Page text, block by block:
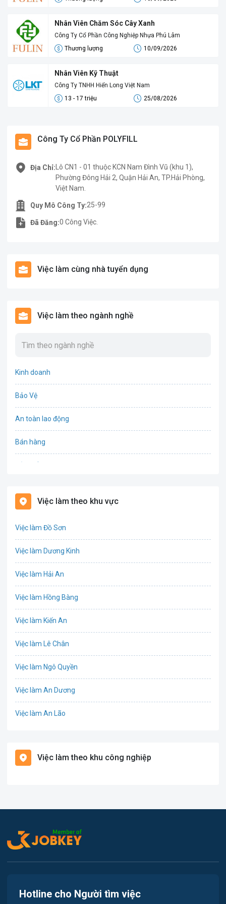
Nhân Viên Chăm Sóc Cây Xanh
Công Ty Cổ Phần Công Nghiệp Nhựa Phú Lâm
Thương lượng
10/09/2026
Nhân Viên Kỹ Thuật
Công Ty TNHH Hiển Long Việt Nam
13 - 17 triệu
25/08/2026
Công Ty Cổ Phần POLYFILL
Địa Chỉ: Lô CN1 - 01 thuộc KCN Nam Đình Vũ (khu 1),
Phường Đông Hải 2, Quận Hải An, TP.Hải Phòng,
Việt Nam.
Quy Mô Công Ty:25-99
Đã Đăng:0 Công Việc.
Việc làm cùng nhà tuyển dụng
Việc làm theo ngành nghề
Kinh doanh
Bảo Vệ
An toàn lao động
Bán hàng
Biên phiên dịch
Văn Phòng
Lao Động Phổ Thông
Việc làm theo khu vực
Việc làm Đồ Sơn
Việc làm Dương Kinh
Việc làm Hải An
Việc làm Hồng Bàng
Việc làm Kiến An
Việc làm Lê Chân
Việc làm Ngô Quyền
Việc làm An Dương
Việc làm An Lão
Việc làm Cát Hải
Việc làm Tiên Lãng
Việc làm Hòa Bình
Việc làm theo khu công nghiệp
Hotline cho Người tìm việc